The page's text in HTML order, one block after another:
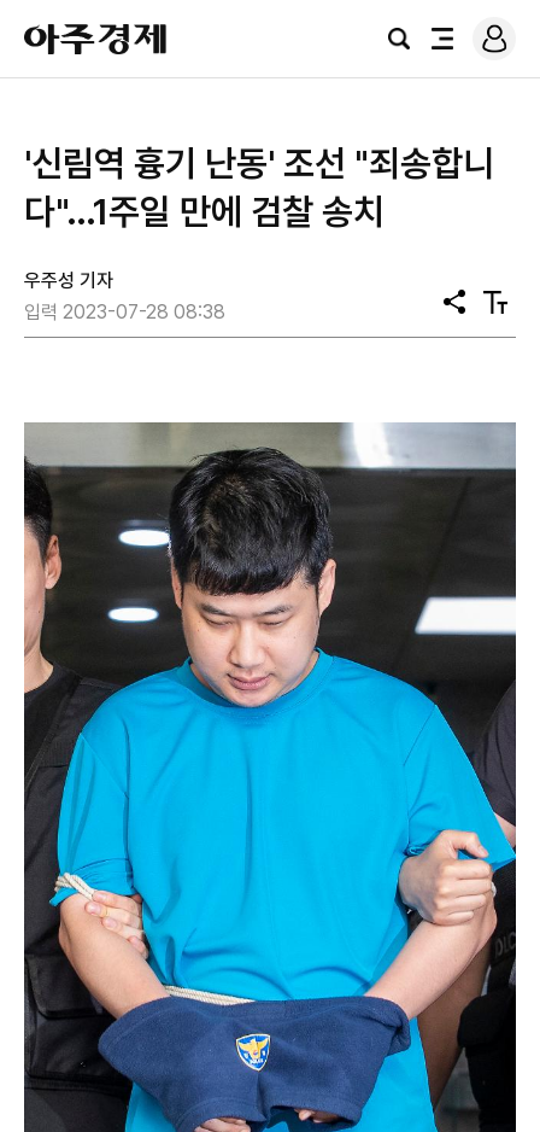
아
주
경
검
전
로
그
'신림역 흉기 난동' 조선 "죄송합니
다"…1주일 만에 검찰 송치
우주성 기자
입력 2023-07-28 08:38
공
유
텍
스